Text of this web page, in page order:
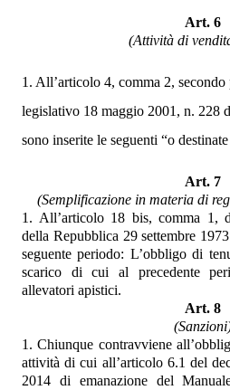
Art. 6
(Attività di
1. All’articolo 4, comma 2,
legislativo 18 maggio 2001, n. 228
sono inserite le seguenti “o
Art. 7
(Semplificazione in materia di
1. All’articolo 18 bis, comma 1,
della Repubblica 29 settembre
seguente periodo: L’obbligo di
scarico di cui al precedente
allevatori apistici.
Art. 8
1. Chiunque contravviene
attività di cui all’articolo 6.1 del
2014 di emanazione del